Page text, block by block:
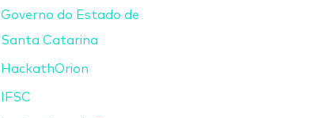
Governo do Estado de
Santa Catarina
HackathOrion
IFSC